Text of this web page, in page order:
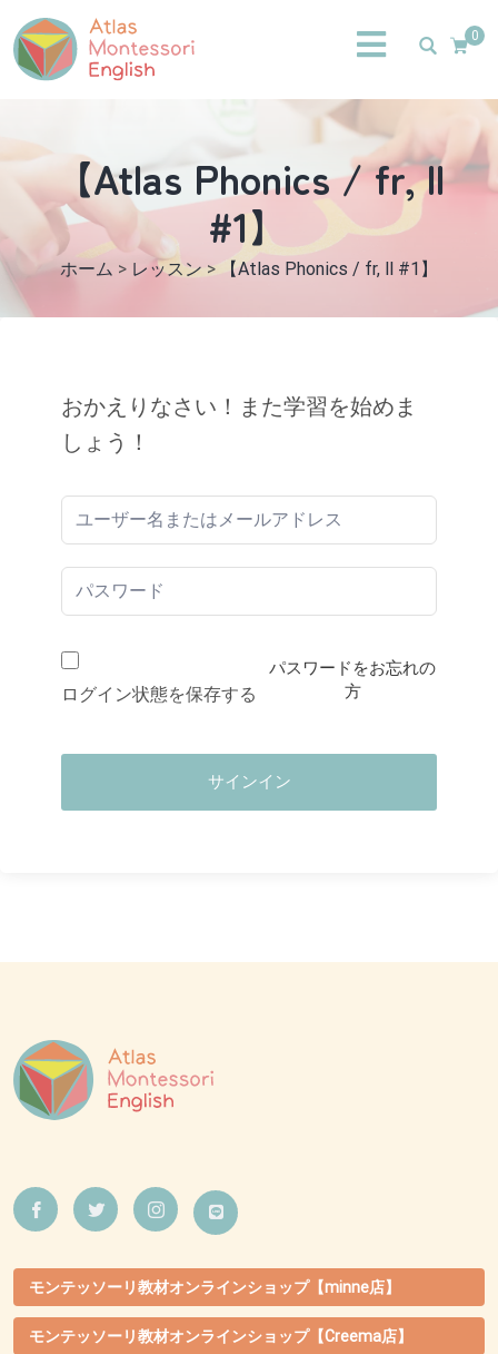
0
【Atlas Phonics / fr, ll
#1】
ホーム > レッスン > 【Atlas Phonics / fr, ll #1】
おかえりなさい！また学習を始めま
しょう！
ログイン状態を保存する
パスワードをお忘れの
方
サインイン
モンテッソーリ教材オンラインショップ【minne店】
モンテッソーリ教材オンラインショップ【Creema店】